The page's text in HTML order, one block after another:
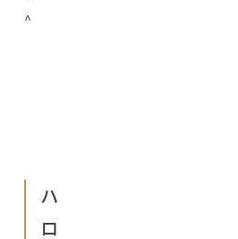
^
ハ
ロ